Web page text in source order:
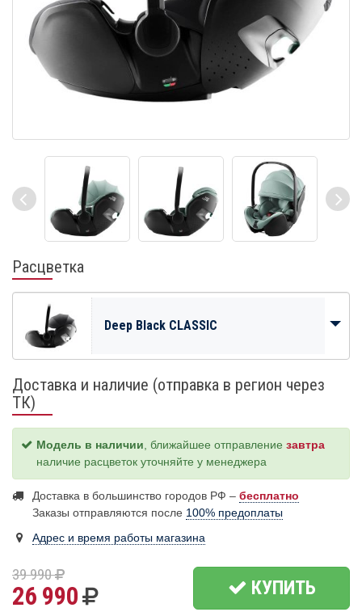
Расцветка
Deep Black CLASSIC
Доставка и наличие (отправка в регион через
ТК)
Модель в наличии, ближайшее отправление завтра
наличие расцветок уточняйте у менеджера
Доставка в большинство городов РФ – бесплатно
Заказы отправляются после 100% предоплаты
Адрес и время работы магазина
39 990
26 990 КУПИТЬ